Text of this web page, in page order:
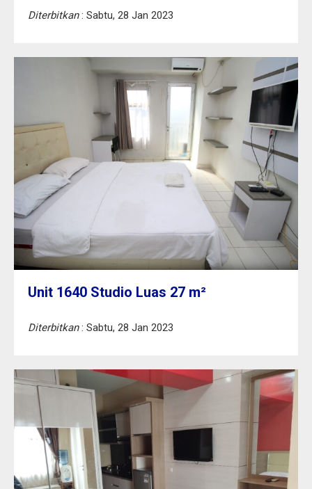
Diterbitkan: Sabtu, 28 Jan 2023
Unit 1640 Studio Luas 27 m²
Diterbitkan: Sabtu, 28 Jan 2023